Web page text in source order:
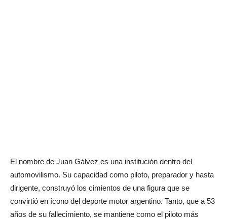
El nombre de Juan Gálvez es una institución dentro del
automovilismo. Su capacidad como piloto, preparador y hasta
dirigente, construyó los cimientos de una figura que se
convirtió en ícono del deporte motor argentino. Tanto, que a 53
años de su fallecimiento, se mantiene como el piloto más